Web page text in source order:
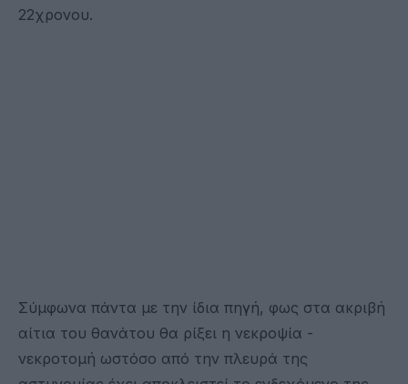
22χρονου.
Σύμφωνα πάντα με την ίδια πηγή, φως στα ακριβή
αίτια του θανάτου θα ρίξει η νεκροψία -
νεκροτομή ωστόσο από την πλευρά της